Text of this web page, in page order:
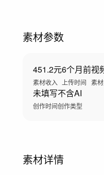
素材参数
451.2元
素材收入
6个月前
上传时间
视
素
未填写
创作时间
不含AI
创作类型
素材详情